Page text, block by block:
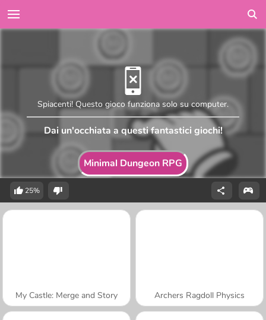
Minimal Dungeon RPG
Spiacenti! Questo gioco funziona solo su computer.
Dai un'occhiata a questi fantastici giochi!
25%
My Castle: Merge and Story Archers Ragdoll Physics